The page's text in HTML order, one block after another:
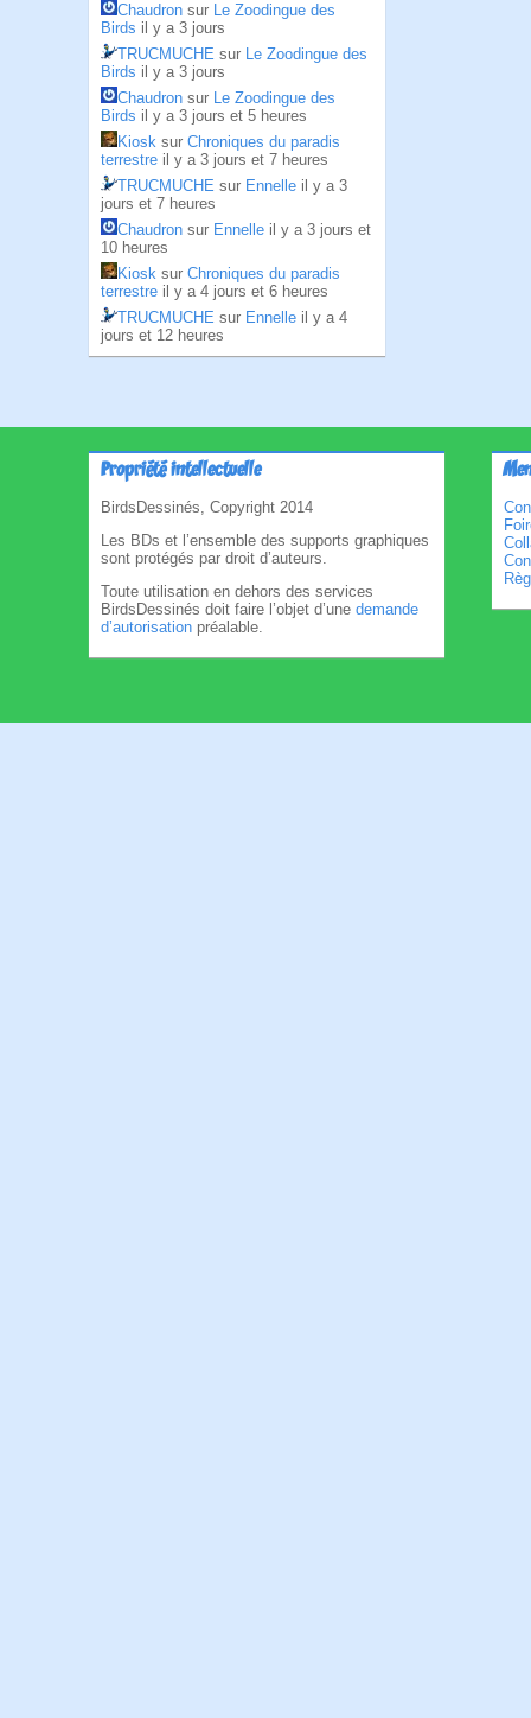
Chaudron sur Le Zoodingue des
Birds il y a 3 jours
TRUCMUCHE sur Le Zoodingue des
Birds il y a 3 jours
Chaudron sur Le Zoodingue des
Birds il y a 3 jours et 5 heures
Kiosk sur Chroniques du paradis
terrestre il y a 3 jours et 7 heures
TRUCMUCHE sur Ennelle il y a 3
jours et 7 heures
Chaudron sur Ennelle il y a 3 jours et
10 heures
Kiosk sur Chroniques du paradis
terrestre il y a 4 jours et 6 heures
TRUCMUCHE sur Ennelle il y a 4
jours et 12 heures
Propriété intellectuelle
BirdsDessinés, Copyright 2014
Les BDs et l’ensemble des supports graphiques
sont protégés par droit d’auteurs.
Toute utilisation en dehors des services
BirdsDessinés doit faire l’objet d’une demande
d’autorisation préalable.